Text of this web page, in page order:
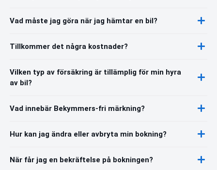
Vad måste jag göra när jag hämtar en bil?
Tillkommer det några kostnader?
Vilken typ av försäkring är tillämplig för min hyra
av bil?
Vad innebär Bekymmers-fri märkning?
Hur kan jag ändra eller avbryta min bokning?
När får jag en bekräftelse på bokningen?